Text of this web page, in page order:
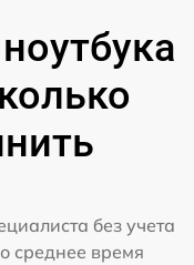
без учета
среднее время